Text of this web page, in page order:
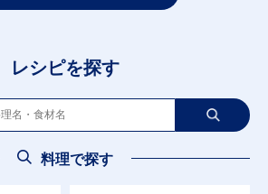
レシピを探す
料理で探す